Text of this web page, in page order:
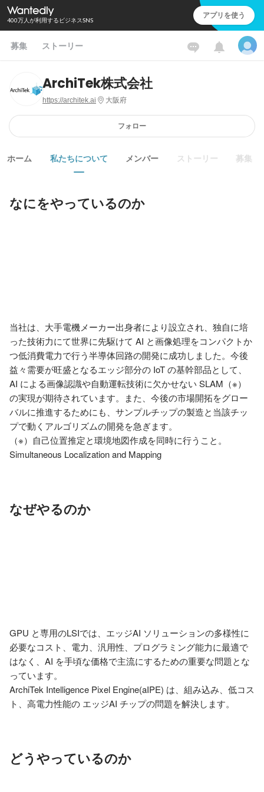
400万人が利用するビジネスSNS アプリを使う
募集 ストーリー
ArchiTek株式会社
https://architek.ai 大阪府
フォロー
ホーム 私たちについて メンバー ストーリー 募集
なにをやっているのか
当社は、大手電機メーカー出身者により設立され、独自に培
った技術力にて世界に先駆けて AI と画像処理をコンパクトか
つ低消費電力で行う半導体回路の開発に成功しました。今後
益々需要が旺盛となるエッジ部分の IoT の基幹部品として、
AI による画像認識や自動運転技術に欠かせない SLAM（※）
の実現が期待されています。また、今後の市場開拓をグロー
バルに推進するためにも、サンプルチップの製造と当該チッ
プで動くアルゴリズムの開発を急ぎます。
（※）自己位置推定と環境地図作成を同時に行うこと。
Simultaneous Localization and Mapping
なぜやるのか
GPU と専用のLSIでは、エッジAI ソリューションの多様性に
必要なコスト、電力、汎用性、プログラミング能力に最適で
はなく、AI を手頃な価格で主流にするための重要な問題とな
っています。
ArchiTek Intelligence Pixel Engine(aIPE) は、組み込み、低コス
どうやっているのか